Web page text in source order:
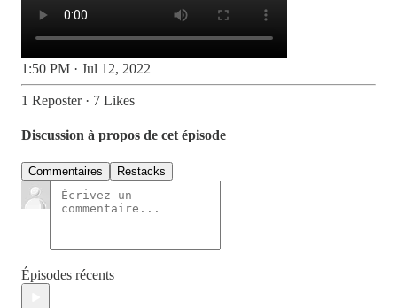
1:50 PM · Jul 12, 2022
1 Reposter· 7 Likes
Discussion à propos de cet épisode
Commentaires Restacks
Épisodes récents